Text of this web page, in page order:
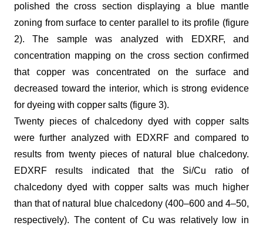
polished the cross section displaying a blue mantle
zoning from surface to center parallel to its profile (figure
2). The sample was analyzed with EDXRF, and
concentration mapping on the cross section confirmed
that copper was concentrated on the surface and
decreased toward the interior, which is strong evidence
for dyeing with copper salts (figure 3).
Twenty pieces of chalcedony dyed with copper salts
were further analyzed with EDXRF and compared to
results from twenty pieces of natural blue chalcedony.
EDXRF results indicated that the Si/Cu ratio of
chalcedony dyed with copper salts was much higher
than that of natural blue chalcedony (400–600 and 4–50,
respectively). The content of Cu was relatively low in